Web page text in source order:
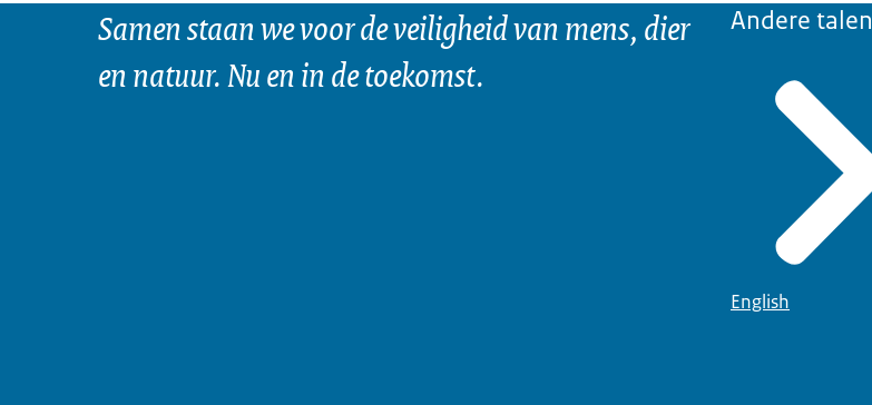
Samen staan we voor de veiligheid van mens, dier
en natuur. Nu en in de toekomst.
Andere talen
English